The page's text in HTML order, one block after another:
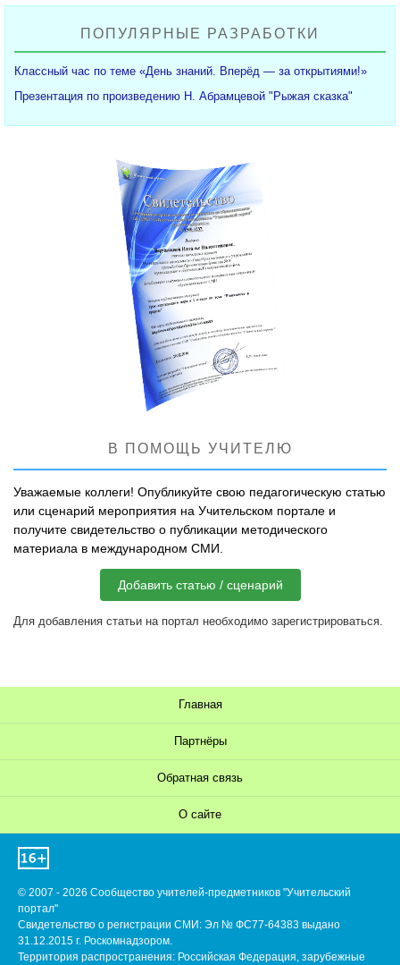
ПОПУЛЯРНЫЕ РАЗРАБОТКИ
Классный час по теме «День знаний. Вперёд — за открытиями!»
Презентация по произведению Н. Абрамцевой "Рыжая сказка"
В ПОМОЩЬ УЧИТЕЛЮ
Уважаемые коллеги! Опубликуйте свою педагогическую статью
или сценарий мероприятия на Учительском портале и
получите свидетельство о публикации методического
материала в международном СМИ.
Добавить статью / сценарий
Для добавления статьи на портал необходимо зарегистрироваться.
Главная
Партнёры
Обратная связь
О сайте
© 2007 - 2026 Сообщество учителей-предметников "Учительский
портал"
Свидетельство о регистрации СМИ: Эл № ФС77-64383 выдано
31.12.2015 г. Роскомнадзором.
Территория распространения: Российская Федерация, зарубежные